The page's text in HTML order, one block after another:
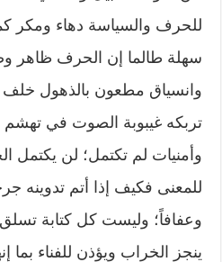
للحرف والسياسة دهاء ومكر
سهلة طالما إن الحرف ظاهر
وانسياق مطعون بالذهول خلف
تربكه غيبوبة الصوت في
وأمنيات لم تكتمل؛ لن يكتمل
للمعنى فكيف إذا أتم تدوينه
وعفافاً؛ وليست كل كتابة
ينجز الخراب ويؤذن للفناء بما